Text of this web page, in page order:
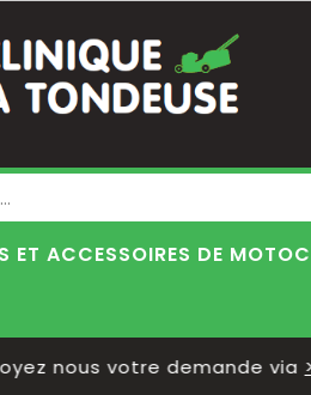
Blog
ET ACCESSOIRES DE
nous votre demande via>>